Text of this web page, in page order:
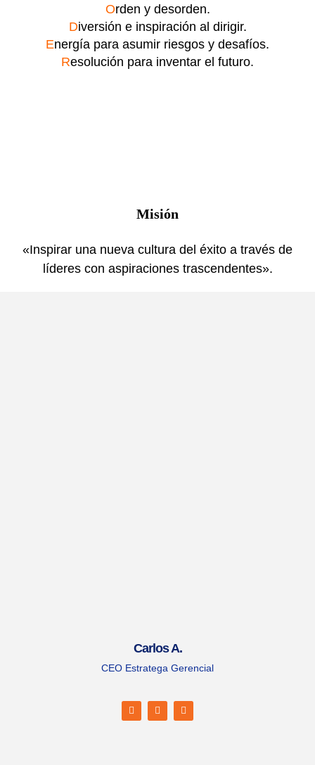
Orden y desorden.
Diversión e inspiración al dirigir.
Energía para asumir riesgos y desafíos.
Resolución para inventar el futuro.
Misión
«Inspirar una nueva cultura del éxito a través de
líderes con aspiraciones trascendentes».
Carlos A.
CEO Estratega Gerencial